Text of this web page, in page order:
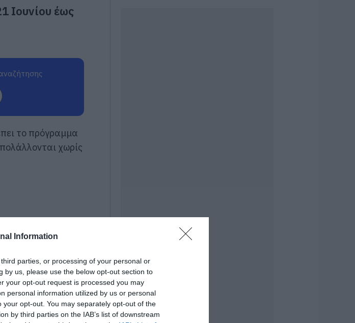
Information
parties, or processing of your personal or
by us, please use the below opt-out section to
your opt-out request is processed you may
personal information utilized by us or personal
opt-out. You may separately opt-out of the
by third parties on the IAB’s list of downstream
Ιουνίου έως
το πρόγραμμα
χωρίς
06.08.2026 | 09:00
αυτή την περιοχή
της Αμαρύνθου
06.08.2026 | 08:45
Εορτολόγιο: Ποιοι
γιορτάζουν σήμερα,
Πέμπτη 6